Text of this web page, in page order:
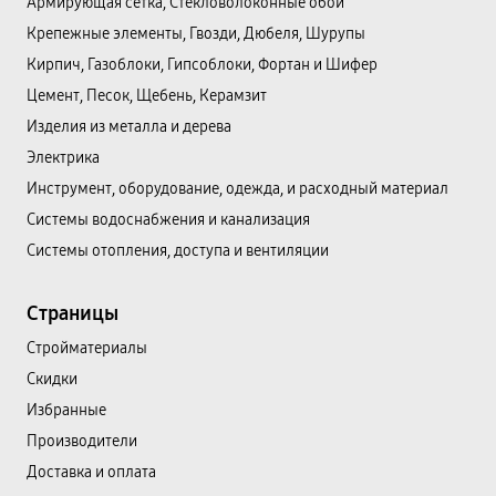
Крепежные элементы, Гвозди, Дюбеля, Шурупы
Кирпич, Газоблоки, Гипсоблоки, Фортан и Шифер
Цемент, Песок, Щебень, Керамзит
Изделия из металла и дерева
Электрика
Инструмент, оборудование, одежда, и расходный материал
Системы водоснабжения и канализация
Системы отопления, доступа и вентиляции
Страницы
Cтройматериалы
Скидки
Избранные
Производители
Доставка и оплата